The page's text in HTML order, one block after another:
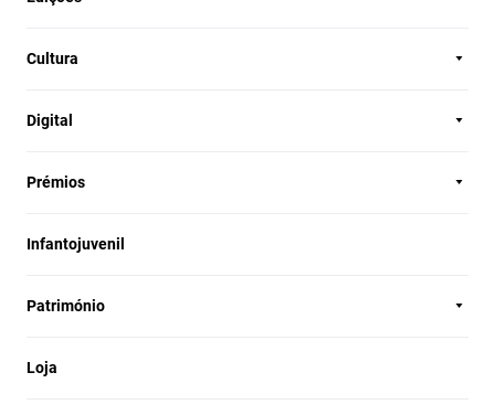
Cultura
Digital
Prémios
Infantojuvenil
Património
Loja